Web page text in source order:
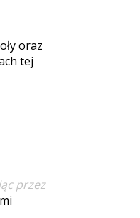
oraz
tej
przez